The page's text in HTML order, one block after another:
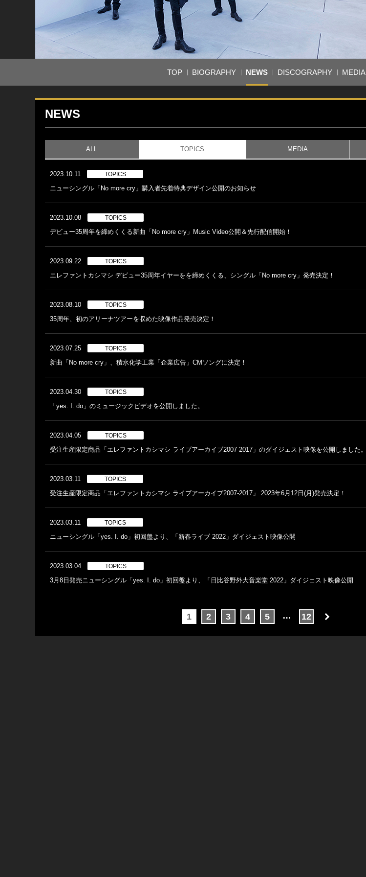
TOP BIOGRAPHY NEWS DISCOGRAPHY MEDIA
NEWS
ALL TOPICS MEDIA
2023.10.11 TOPICS
ニューシングル「No more cry」購入者先着特典デザイン公開のお知らせ
2023.10.08 TOPICS
デビュー35周年を締めくくる新曲「No more cry」Music Video公開＆先行配信開始！
2023.09.22 TOPICS
エレファントカシマシ デビュー35周年イヤーをを締めくくる、シングル「No more cry」発売決定！
2023.08.10 TOPICS
35周年、初のアリーナツアーを収めた映像作品発売決定！
2023.07.25 TOPICS
新曲「No more cry」、積水化学工業「企業広告」CMソングに決定！
2023.04.30 TOPICS
「yes. I. do」のミュージックビデオを公開しました。
2023.04.05 TOPICS
受注生産限定商品「エレファントカシマシ ライブアーカイブ2007-2017」のダイジェスト映像を公開しました。
2023.03.11 TOPICS
受注生産限定商品「エレファントカシマシ ライブアーカイブ2007-2017」 2023年6月12日(月)発売決定！
2023.03.11 TOPICS
ニューシングル「yes. I. do」初回盤より、「新春ライブ 2022」ダイジェスト映像公開
2023.03.04 TOPICS
3月8日発売ニューシングル「yes. I. do」初回盤より、「日比谷野外大音楽堂 2022」ダイジェスト映像公開
1 2 3 4 5 … 12